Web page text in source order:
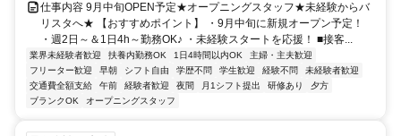
仕事内容 9月中旬OPEN予定★オープニングスタッフ★未経験からバ
リスタへ★ 【おすすめポイント】 ・9月中旬に新規オープン予定！
・週2日～＆1日4h～勤務OK♪ ・未経験スタートを応援！ ■接客...
業界未経験者歓迎 扶養内勤務OK 1日4時間以内OK
主婦・主夫歓迎
フリーター歓迎
早朝 シフト自由 学歴不問 学生歓迎 経験不問
未経験者歓迎
交通費全額支給
午前 経験者歓迎 夜間 月1シフト提出 研修あり
夕方
ブランクOK
オープニングスタッフ